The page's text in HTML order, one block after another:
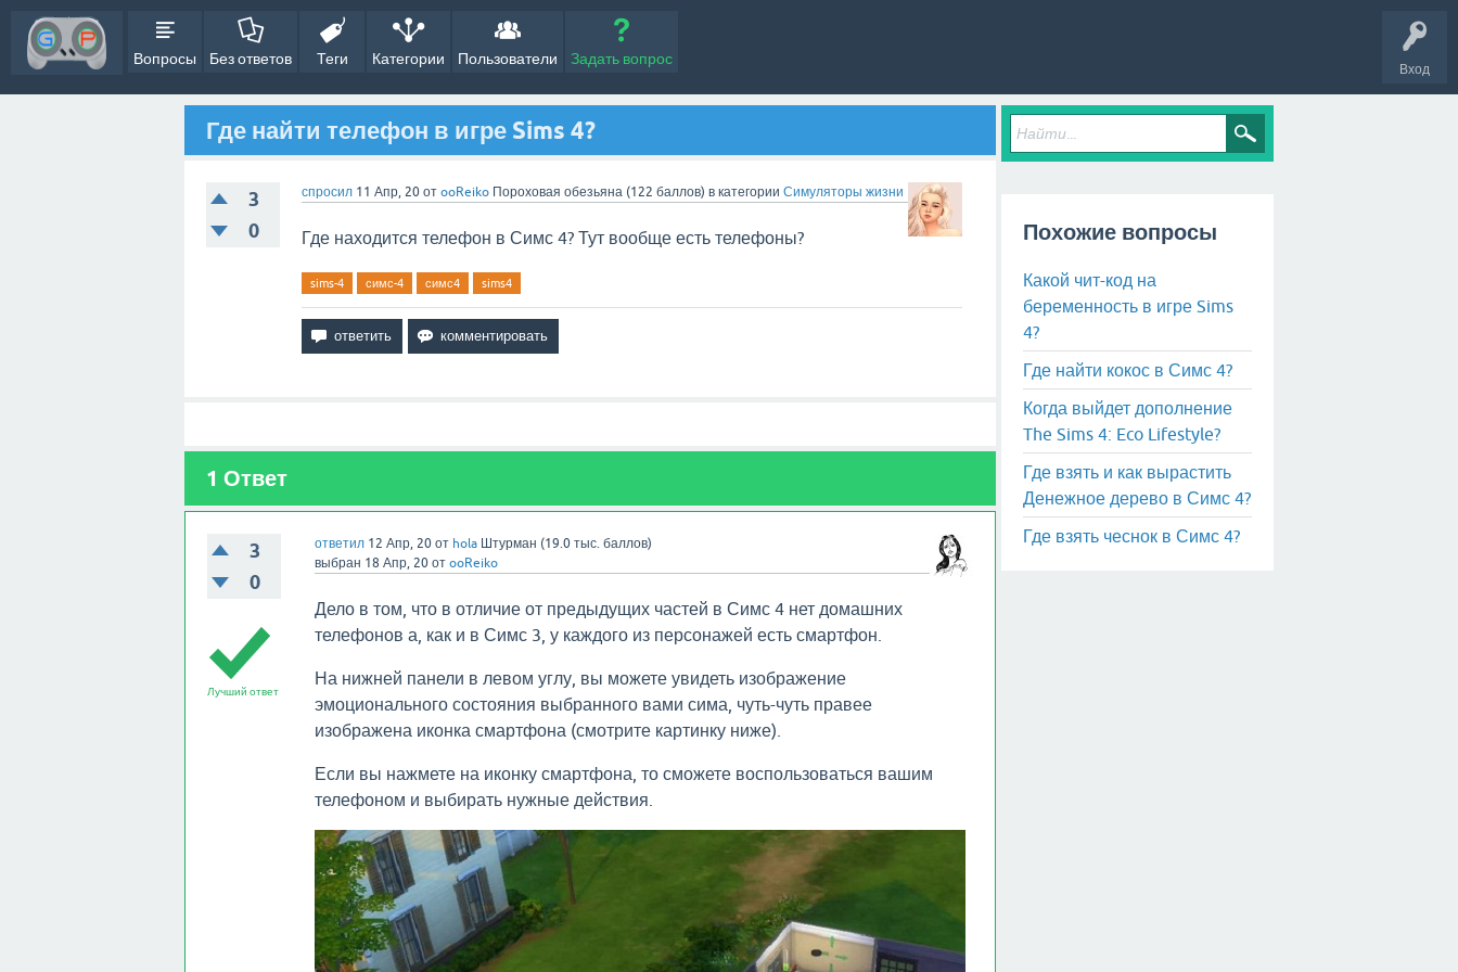
Вход
Вопросы Без ответов Теги Категории Пользователи Задать вопрос
Где найти телефон в игре Sims 4?
3
0
спросил 11 Апр, 20 от ooReiko Пороховая обезьяна (122 баллов) в категории Симуляторы жизни
Где находится телефон в Симс 4? Тут вообще есть телефоны?
sims-4 симс-4 симс4 sims4
1 Ответ
3
0
ответил 12 Апр, 20 от hola Штурман (19.0 тыс.баллов)
выбран 18 Апр, 20 от ooReiko
Лучший ответ
Дело в том, что в отличие от предыдущих частей в Симс 4 нет домашних
телефонов а, как и в Симс 3, у каждого из персонажей есть смартфон.
На нижней панели в левом углу, вы можете увидеть изображение
эмоционального состояния выбранного вами сима, чуть-чуть правее
изображена иконка смартфона (смотрите картинку ниже).
Если вы нажмете на иконку смартфона, то сможете воспользоваться вашим
телефоном и выбирать нужные действия.
Похожие вопросы
Какой чит-код на
беременность в игре Sims
4?
Где найти кокос в Симс 4?
Когда выйдет дополнение
The Sims 4: Eco Lifestyle?
Где взять и как вырастить
Денежное дерево в Симс 4?
Где взять чеснок в Симс 4?